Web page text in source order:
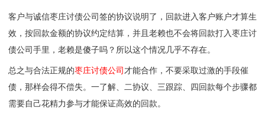
客户与诚信枣庄讨债公司签的协议说明了，回款进入客户账户才算生
效，按回款金额的协议约定结算，并且老赖也不会将回款打入枣庄讨
债公司手里，老赖是傻子吗？所以这个情况几乎不存在。
总之与合法正规的枣庄讨债公司才能合作，不要采取过激的手段催
债，那样会得不偿失。一了解、二协议、三跟踪、四回款每个步骤都
需要自己花精力参与才能保证高效的回款。